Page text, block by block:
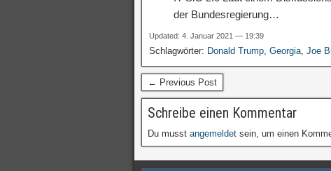
der Bundesregierung…
Updated: 4. Januar 2021 — 19:39
Schlagwörter: Donald Trump, Georgia, Joe
← Previous Post
Schreibe einen Kommentar
Du musst angemeldet sein, um einen